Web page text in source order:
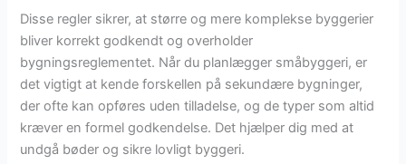
Disse regler sikrer, at større og mere komplekse byggerier
bliver korrekt godkendt og overholder
bygningsreglementet. Når du planlægger småbyggeri, er
det vigtigt at kende forskellen på sekundære bygninger,
der ofte kan opføres uden tilladelse, og de typer som altid
kræver en formel godkendelse. Det hjælper dig med at
undgå bøder og sikre lovligt byggeri.